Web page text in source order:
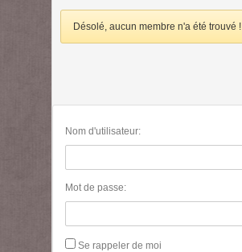
Désolé, aucun membre n'a été trouvé !
Nom d'utilisateur:
Mot de passe:
Se rappeler de moi